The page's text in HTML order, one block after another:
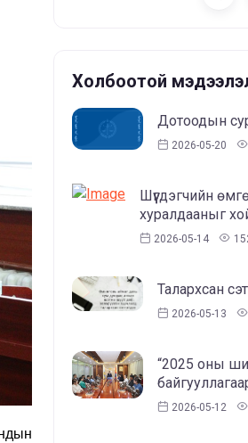
Холбоотой
Дотоодын
2026-05-20
Шүүгдэгчийн
хуралдааныг
2026-05-14
Талархсан
2026-05-13
“2025 оны
2026-05-12